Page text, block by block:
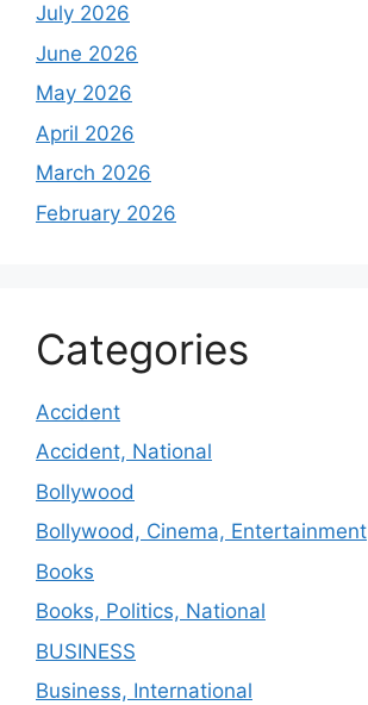
July 2026
June 2026
May 2026
April 2026
March 2026
February 2026
Categories
Accident
Accident, National
Bollywood
Bollywood, Cinema, Entertainment
Books
Books, Politics, National
BUSINESS
Business, International